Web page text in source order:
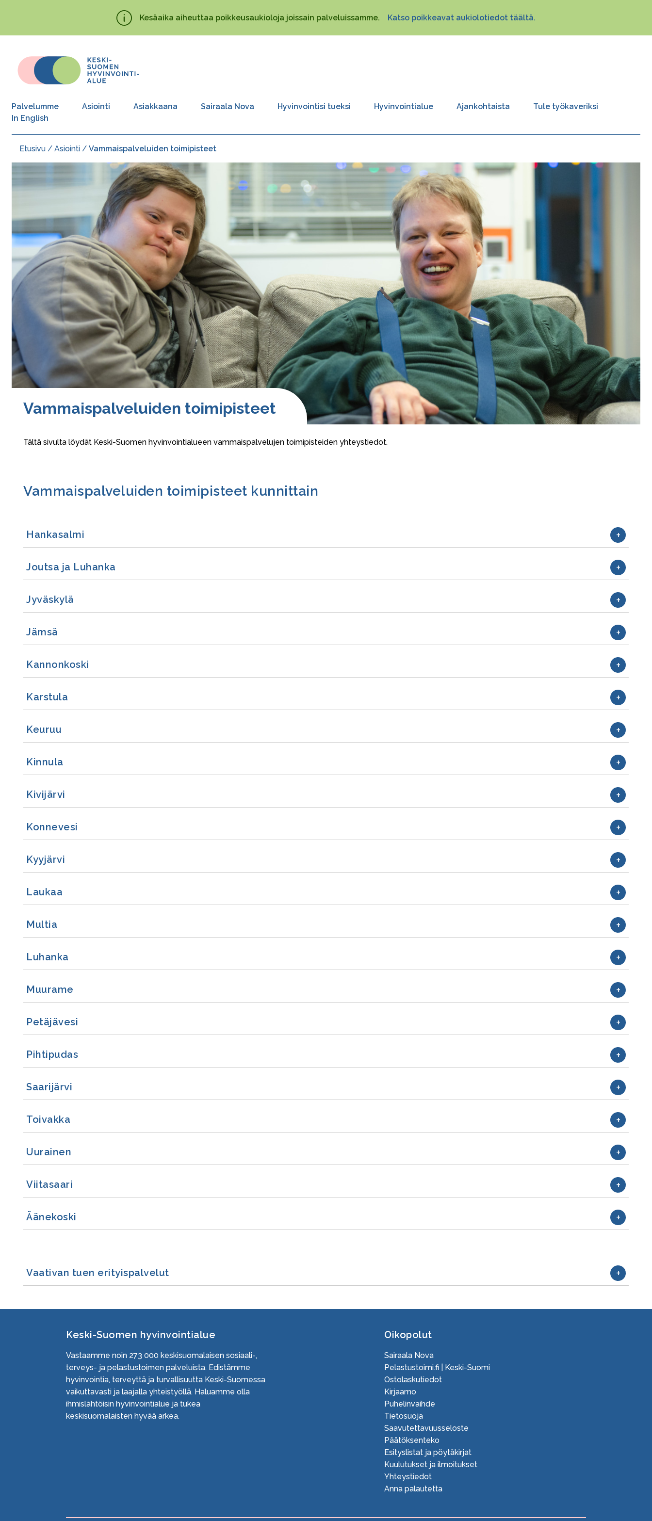
Kesäaika aiheuttaa poikkeusaukioloja joissain palveluissamme. Katso poikkeavat aukiolotiedot täältä.
Palvelumme Asiointi Asiakkaana Sairaala Nova Hyvinvointisi tueksi Hyvinvointialue Ajankohtaista
Tule työkaveriksi
In English
Murupolku
Etusivu Asiointi Vammaispalveluiden toimipisteet
Vam­mais­pal­ve­lui­den toimipisteet
Tältä sivulta löydät Keski-Suomen hyvinvointialueen vammaispalvelujen toimipisteiden yhteystiedot.
Vammaispalveluiden toimipisteet kunnittain
Hankasalmi
Joutsa ja Luhanka
Jyväskylä
Jämsä
Kannonkoski
Karstula
Keuruu
Kinnula
Kivijärvi
Konnevesi
Kyyjärvi
Laukaa
Multia
Luhanka
Muurame
Petäjävesi
Pihtipudas
Saarijärvi
Toivakka
Uurainen
Viitasaari
Äänekoski
Vaativan tuen erityispalvelut
Keski-Suomen hyvinvointialue
Vastaamme noin 273 000 keskisuomalaisen sosiaali-,
terveys- ja pelastustoimen palveluista. Edistämme
hyvinvointia, terveyttä ja turvallisuutta Keski-Suomessa
vaikuttavasti ja laajalla yhteistyöllä. Haluamme olla
ihmislähtöisin hyvinvointialue ja tukea
keskisuomalaisten hyvää arkea.
Oikopolut
Sairaala Nova
Pelastustoimi.fi | Keski-Suomi
Ostolaskutiedot
Kirjaamo
Puhelinvaihde
Tietosuoja
Saavutettavuusseloste
Päätöksenteko
Esityslistat ja pöytäkirjat
Kuulutukset ja ilmoitukset
Yhteystiedot
Anna palautetta